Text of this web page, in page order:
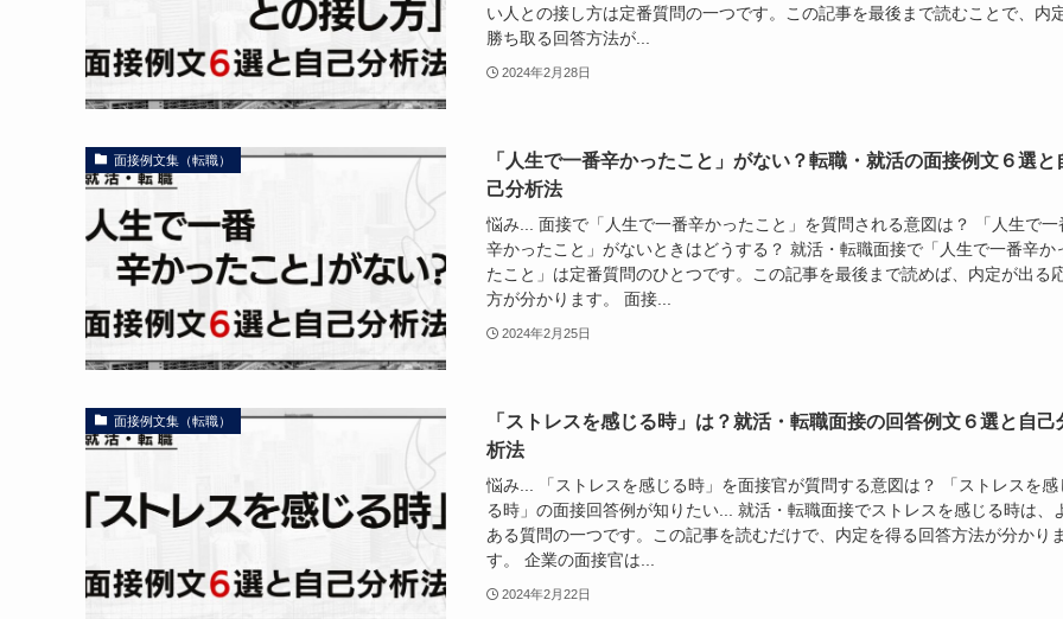
い人との接し方は定番質問の一つです。この記事を最後まで読むことで、内
勝ち取る回答方法が...
2024年2月28日
面接例文集（転職）
「人生で一番辛かったこと」がない？転職・就活の面接例文６選と
己分析法
悩み... 面接で「人生で一番辛かったこと」を質問される意図は？ 「人生で一
辛かったこと」がないときはどうする？ 就活・転職面接で「人生で一番辛か
たこと」は定番質問のひとつです。この記事を最後まで読めば、内定が出る
方が分かります。 面接...
2024年2月25日
面接例文集（転職）
「ストレスを感じる時」は？就活・転職面接の回答例文６選と自己
析法
悩み... 「ストレスを感じる時」を面接官が質問する意図は？ 「ストレスを感
る時」の面接回答例が知りたい... 就活・転職面接でストレスを感じる時は、
ある質問の一つです。この記事を読むだけで、内定を得る回答方法が分かりま
す。 企業の面接官は...
2024年2月22日